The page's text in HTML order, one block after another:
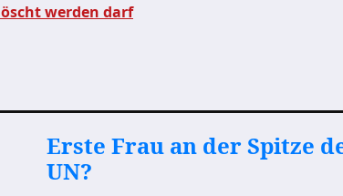
werden darf
Erste Frau an der Spitze
UN?